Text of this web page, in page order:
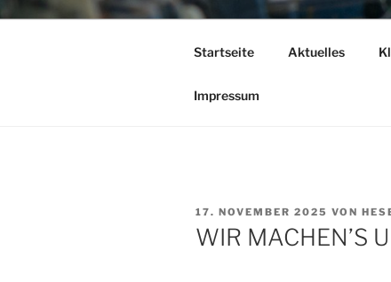
Startseite Aktuelles
Impressum
VERÖFFENTLICHT
AM
17. NOVEMBER 2025 VON
WIR MACHEN’S